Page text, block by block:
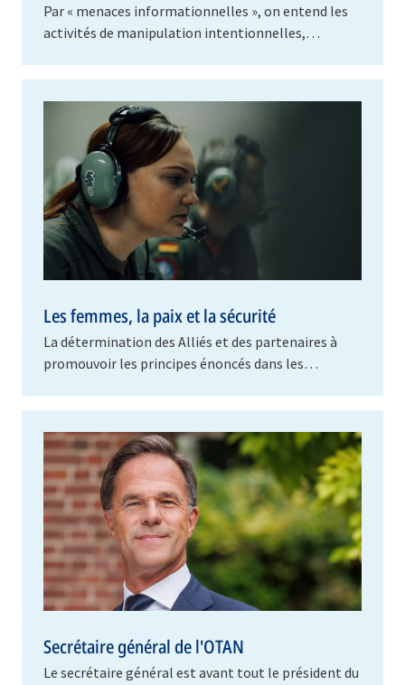
Par « menaces informationnelles », on entend les
activités de manipulation intentionnelles,
des…
Les femmes, la paix et la sécurité
La détermination des Alliés et des partenaires à
promouvoir les principes énoncés dans les
les…
Secrétaire général de l'OTAN
Le secrétaire général est avant tout le président du